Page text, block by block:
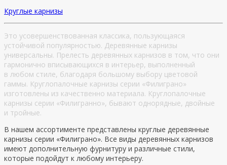
Круглые карнизы
Это усовершенствованная классика, пользующаяся
устойчивой популярностью. Деревянные карнизы
универсальны. Прелесть деревянных карнизов в том, что они
гармонично вписывающихся в интерьер, выполненный
в любом стиле, благодаря большому выбору цветовой
гаммы. Круглопалочные карнизы серии «Филиграно»
изготовлены из качественно материала. Круглопалочные
карнизы серии «Филигранно», бывают однорядные, двойные
и тройные.
В нашем ассортименте представлены круглые деревянные
карнизы серии «Филиграно». Все виды деревянных карнизов
имеют дополнительную фурнитуру и различные стили,
которые подойдут к любому интерьеру.